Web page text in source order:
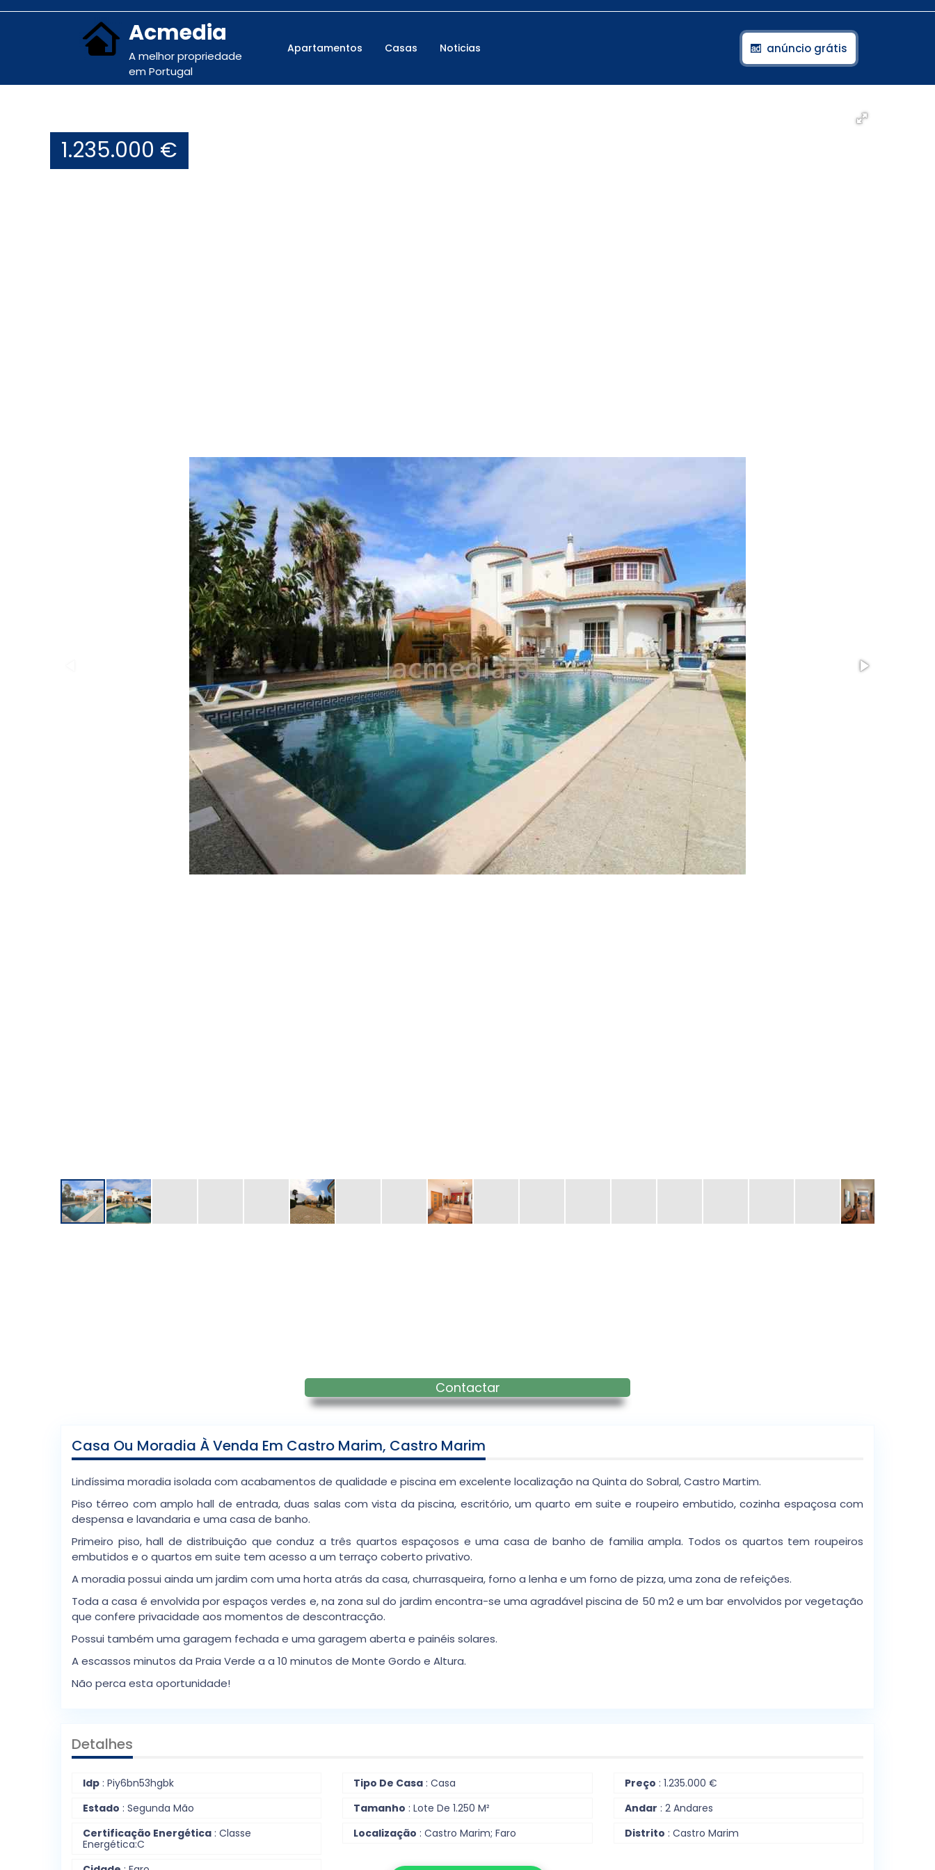
Acmedia
A melhor propriedade
em Portugal
Apartamentos Casas Noticias anúncio grátis
1.235.000 €
Contactar
Casa Ou Moradia À Venda Em Castro Marim, Castro Marim
Lindíssima moradia isolada com acabamentos de qualidade e piscina em excelente localização na Quinta do Sobral, Castro Martim.
Piso térreo com amplo hall de entrada, duas salas com vista da piscina, escritório, um quarto em suite e roupeiro embutido, cozinha espaçosa com
despensa e lavandaria e uma casa de banho.
Primeiro piso, hall de distribuição que conduz a três quartos espaçosos e uma casa de banho de familia ampla. Todos os quartos tem roupeiros
embutidos e o quartos em suite tem acesso a um terraço coberto privativo.
A moradia possui ainda um jardim com uma horta atrás da casa, churrasqueira, forno a lenha e um forno de pizza, uma zona de refeições.
Toda a casa é envolvida por espaços verdes e, na zona sul do jardim encontra-se uma agradável piscina de 50 m2 e um bar envolvidos por vegetação
que confere privacidade aos momentos de descontracção.
Possui também uma garagem fechada e uma garagem aberta e painéis solares.
A escassos minutos da Praia Verde a a 10 minutos de Monte Gordo e Altura.
Não perca esta oportunidade!
Detalhes
Idp : Piy6bn53hgbk Tipo De Casa : Casa Preço : 1.235.000 €
Estado : Segunda Mão Tamanho : Lote De 1.250 M² Andar : 2 Andares
Certificação Energética : Classe
Energética:C
Localização : Castro Marim; Faro Distrito : Castro Marim